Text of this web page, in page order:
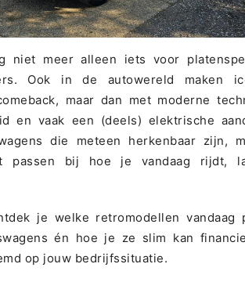
niet meer alleen iets voor
Ook in de autowereld maken
maar dan met moderne
en vaak een (deels) elektrische
die meteen herkenbaar zijn,
passen bij hoe je vandaag rijdt,
je welke retromodellen vandaag
én hoe je ze slim kan
op jouw bedrijfssituatie.